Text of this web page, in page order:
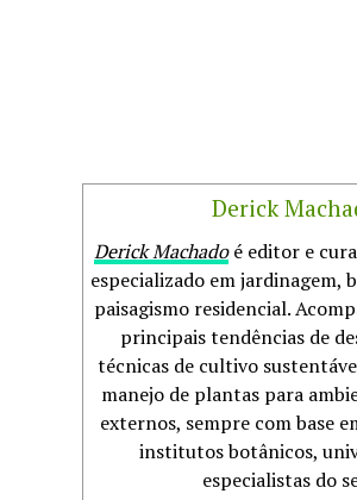
Derick
Derick Machadoé editor e
especializado em jardinagem,
paisagismo residencial.
principais tendências de
técnicas de cultivo
manejo de plantas para
externos, sempre com base
institutos botânicos,
especialistas do